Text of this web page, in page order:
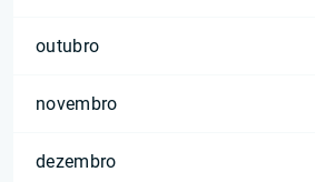
outubro
novembro
dezembro